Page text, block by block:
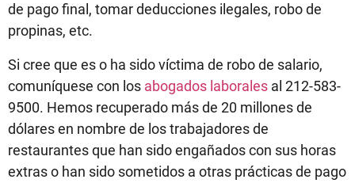
de pago final, tomar deducciones ilegales, robo de
propinas, etc.
Si cree que es o ha sido víctima de robo de salario,
comuníquese con los abogados laborales al 212-583-
9500. Hemos recuperado más de 20 millones de
dólares en nombre de los trabajadores de
restaurantes que han sido engañados con sus horas
extras o han sido sometidos a otras prácticas de pago